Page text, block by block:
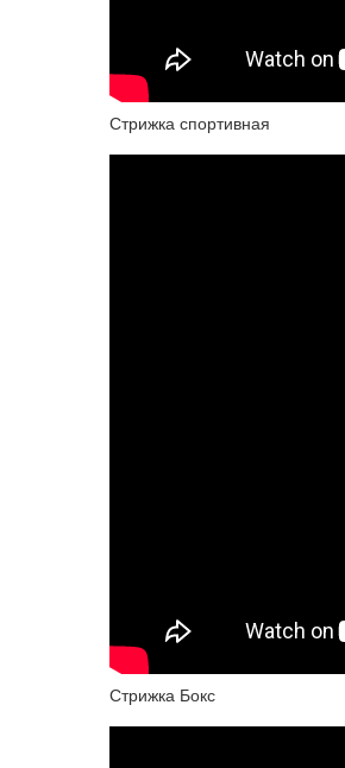
Стрижка спортивная
Стрижка Бокс